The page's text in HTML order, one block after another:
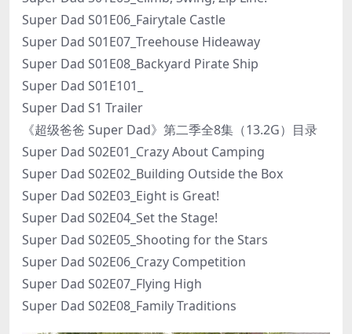
Super Dad S01E06_Fairytale Castle
Super Dad S01E07_Treehouse Hideaway
Super Dad S01E08_Backyard Pirate Ship
Super Dad S01E101_
Super Dad S1 Trailer
《超级爸爸 Super Dad》第二季全8集（13.2G）目录
Super Dad S02E01_Crazy About Camping
Super Dad S02E02_Building Outside the Box
Super Dad S02E03_Eight is Great!
Super Dad S02E04_Set the Stage!
Super Dad S02E05_Shooting for the Stars
Super Dad S02E06_Crazy Competition
Super Dad S02E07_Flying High
Super Dad S02E08_Family Traditions